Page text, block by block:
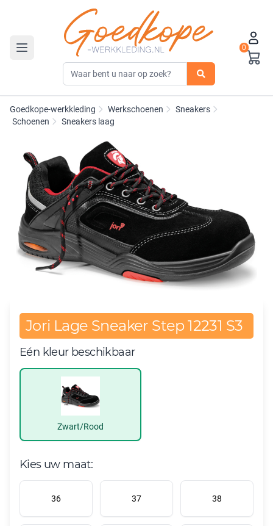
Toggle navigation
0
Goedkope-werkkleding Werkschoenen
Sneakers
Schoenen
Sneakers laag
Jori Lage Sneaker Step 12231 S3
Eén kleur beschikbaar
Zwart/Rood
Kies uw maat:
36 37 38